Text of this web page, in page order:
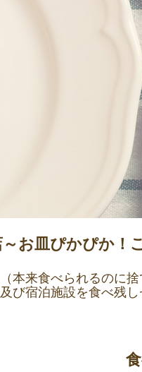
お皿ぴかぴか！
本来食べられるのに
び宿泊施設を食べ残